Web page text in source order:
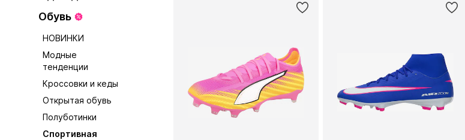
Обувь
НОВИНКИ
Модные
тенденции
Кроссовки и кеды
Открытая обувь
Полуботинки
Спортивная